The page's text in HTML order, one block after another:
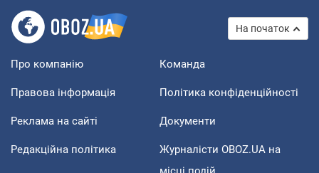
На початок
Про компанію Команда
Правова інформація Політика конфіденційності
Реклама на сайті Документи
Редакційна політика
Журналісти OBOZ.UA на